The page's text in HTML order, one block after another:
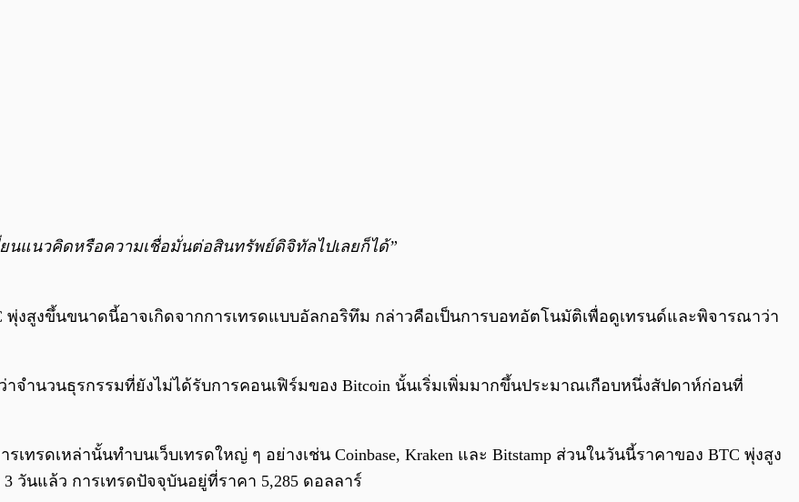
นแนวคิดหรือความเชื่อมั่นต่อสินทรัพย์ดิจิทัลไปเลยก็ได้”
พุ่งสูงขึ้นขนาดนี้อาจเกิดจากการเทรดแบบอัลกอริทึม กล่าวคือเป็นการบอทอัตโนมัติเพื่อดูเทรนด์และพิจารณาว่า
าจำนวนธุรกรรมที่ยังไม่ได้รับการคอนเฟิร์มของ Bitcoin นั้นเริ่มเพิ่มมากขึ้นประมาณเกือบหนึ่งสัปดาห์ก่อนที่
ทรดเหล่านั้นทำบนเว็บเทรดใหญ่ ๆ อย่างเช่น Coinbase, Kraken และ Bitstamp ส่วนในวันนี้ราคาของ BTC พุ่งสูง
วันแล้ว การเทรดปัจจุบันอยู่ที่ราคา 5,285 ดอลลาร์